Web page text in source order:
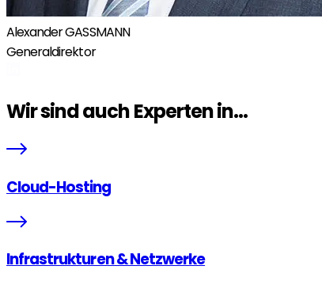
Alexander GASSMANN
Generaldirektor
Wir sind auch Experten in...
Cloud-Hosting
Infrastrukturen & Netzwerke